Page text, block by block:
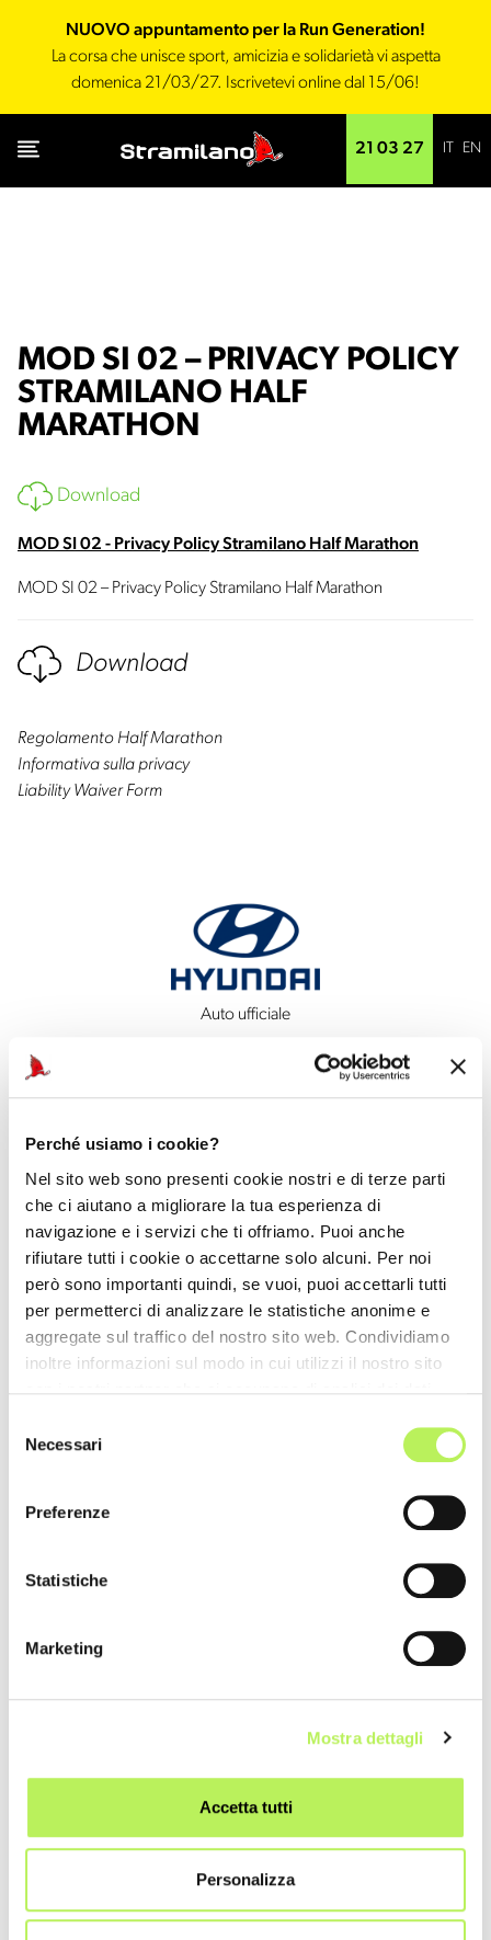
Perché usiamo i cookie?
Nel sito web sono presenti cookie nostri e di terze parti
che ci aiutano a migliorare la tua esperienza di
navigazione e i servizi che ti offriamo. Puoi anche
rifiutare tutti i cookie o accettarne solo alcuni. Per noi
però sono importanti quindi, se vuoi, puoi accettarli tutti
per permetterci di analizzare le statistiche anonime e
aggregate sul traffico del nostro sito web. Condividiamo
inoltre informazioni sul modo in cui utilizzi il nostro sito
combinarle con altre informazioni che hai fornito loro o
delNecessari
Preferenze
Statistiche
Marketing
Mostra dettagli
Accetta tutti
Personalizza
NUOVO appuntamento per la Run Generation!
La corsa che unisce sport, amicizia e solidarietà vi aspetta
domenica 21/03/27. Iscrivetevi online dal 15/06!
21 03 27 EN
MOD SI 02 – PRIVACY POLICY
STRAMILANO HALF
MARATHON
Download
MOD SI 02 - Privacy Policy Stramilano Half Marathon
MOD SI 02 – Privacy Policy Stramilano Half Marathon
Download
Regolamento Half Marathon
Informativa sulla privacy
Liability Waiver Form
Auto ufficiale